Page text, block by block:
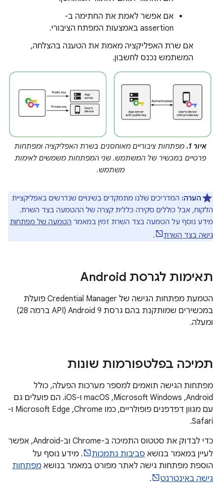
אם אפשר לאמת את החתימה ב-
assertion באמצעות המפתח הציבורי.
אם שרת האפליקציה מאמת את הטענה בהצלחה,
המשתמש נכנס לחשבון.
איור 1.
מפתחות ציבוריים מאוחסנים בשרת האפליקציה ומפתחות
פרטיים במכשיר של המשתמש. שני המפתחות משמשים לאימות
משתמש.
הערה: המדריכים שלנו מתמקדים בשינויים שנדרשים באפליקציית
הלקוח, אבל כוללים סקירה כללית קצרה של ההטמעה בצד השרת.
מידע נוסף על הטמעה בצד השרת זמין במאמר הטמעה של מפתחות
גישה בצד השרת
.
תאימות לגרסת Android
הטמעת מפתחות הגישה של Credential Manager פועלת
במכשירים שמותקנת בהם גרסת Android 9‏ (API ברמה 28)
ומעלה.
תמיכה בפלטפורמות שונות
מפתחות הגישה תואמים למספר מערכות הפעלה, כולל
Android,‏ Microsoft Windows,‏ macOS ו-iOS. הם פועלים גם
עם מגוון דפדפנים פופולריים, כמו Chrome,‏ Microsoft Edge ו-
Safari.
כדי לבדוק את סטטוס התמיכה ב-Chrome וב-Android, אפשר
לעיין במאמר בנושא סביבות נתמכות
. מידע נוסף על
הוספת מפתחות גישה לאתר מפורט במאמר בנושא מפתחות
גישה באינטרנט
.